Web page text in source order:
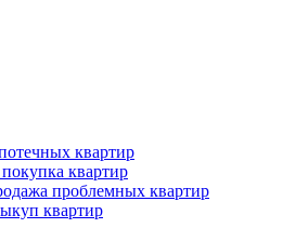
квартир
квартир
проблемных квартир
квартир